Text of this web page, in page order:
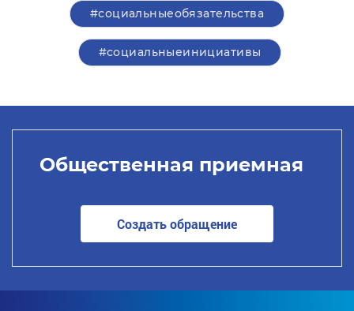
#социальныеобязательства
#социальныеинициативы
Общественная приемная
Создать обращение